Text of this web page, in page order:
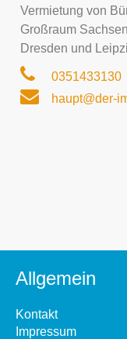
Vermietung von
Großraum
Dresden und
0351433130
haupt@der-
Allgemein
Kontakt
Impressum